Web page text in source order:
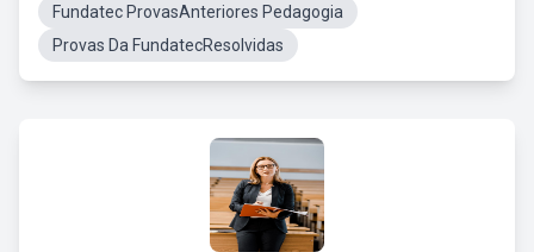
Fundatec ProvasAnteriores Pedagogia
Provas Da FundatecResolvidas